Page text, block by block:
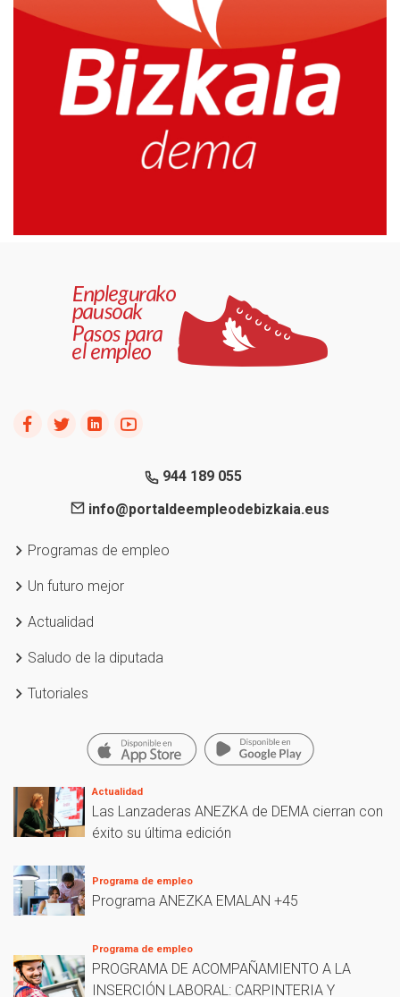
944 189 055
info@portaldeempleodebizkaia.eus
Programas de empleo
Un futuro mejor
Actualidad
Saludo de la diputada
Tutoriales
Actualidad
Las Lanzaderas ANEZKA de DEMA cierran con
éxito su última edición
Programa de empleo
Programa ANEZKA EMALAN +45
Programa de empleo
PROGRAMA DE ACOMPAÑAMIENTO A LA
INSERCIÓN LABORAL: CARPINTERIA Y